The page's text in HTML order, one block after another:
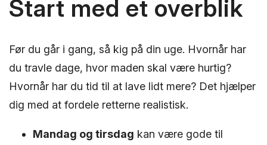
Start med et overblik
Før du går i gang, så kig på din uge. Hvornår har
du travle dage, hvor maden skal være hurtig?
Hvornår har du tid til at lave lidt mere? Det hjælper
dig med at fordele retterne realistisk.
Mandag og tirsdag kan være gode til